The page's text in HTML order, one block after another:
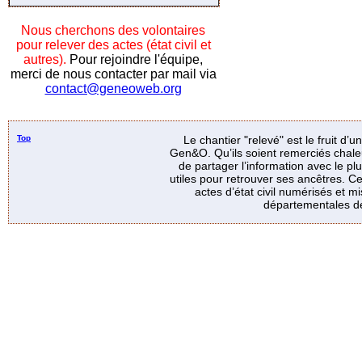
Nous cherchons des volontaires
pour relever des actes (état civil et
autres). Pour rejoindre l'équipe,
merci de nous contacter par mail via
contact@geneoweb.org
Top
Le chantier "relevé" est le fruit
Gen&O. Qu’ils soient remerciés
de partager l’information avec le
utiles pour retrouver ses ancêtres.
actes d’état civil numérisés et
départementales